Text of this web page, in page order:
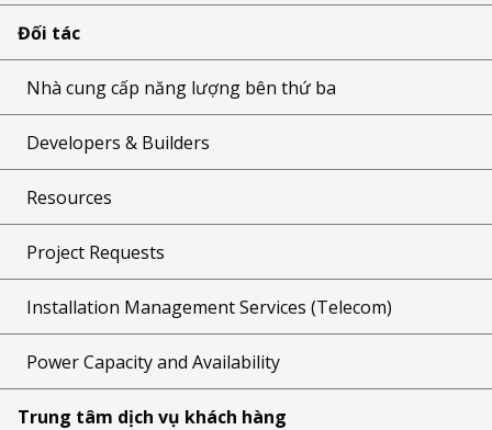
Đối tác
Nhà cung cấp năng lượng bên thứ ba
Developers & Builders
Resources
Project Requests
Installation Management Services (Telecom)
Power Capacity and Availability
Trung tâm dịch vụ khách hàng